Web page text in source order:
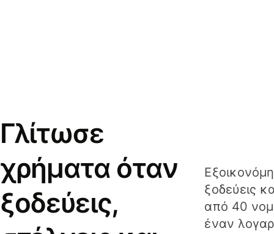
Γλίτωσε
χρήματα όταν
ξοδεύεις,
ξοδεύεις
από 40
έναν